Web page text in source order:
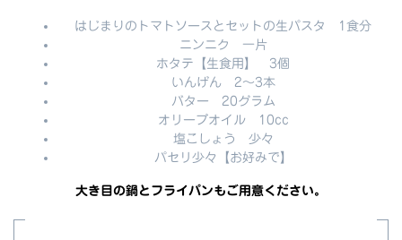
はじまりのトマトソースとセットの生パスタ 1食分
ニンニク 一片
ホタテ【生食用】 3個
いんげん 2～3本
バター 20グラム
オリーブオイル 10cc
塩こしょう 少々
パセリ少々【お好みで】
大き目の鍋とフライパンもご用意ください。